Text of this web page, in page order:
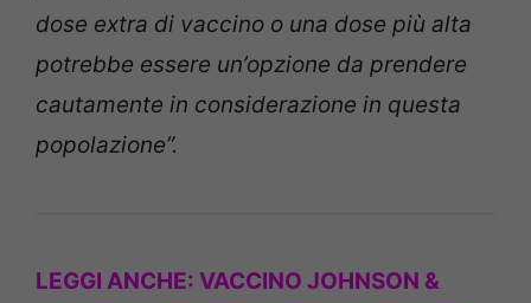
dose extra di vaccino o una dose più alta
potrebbe essere un’opzione da prendere
cautamente in considerazione in questa
popolazione”.
LEGGI ANCHE: VACCINO JOHNSON &